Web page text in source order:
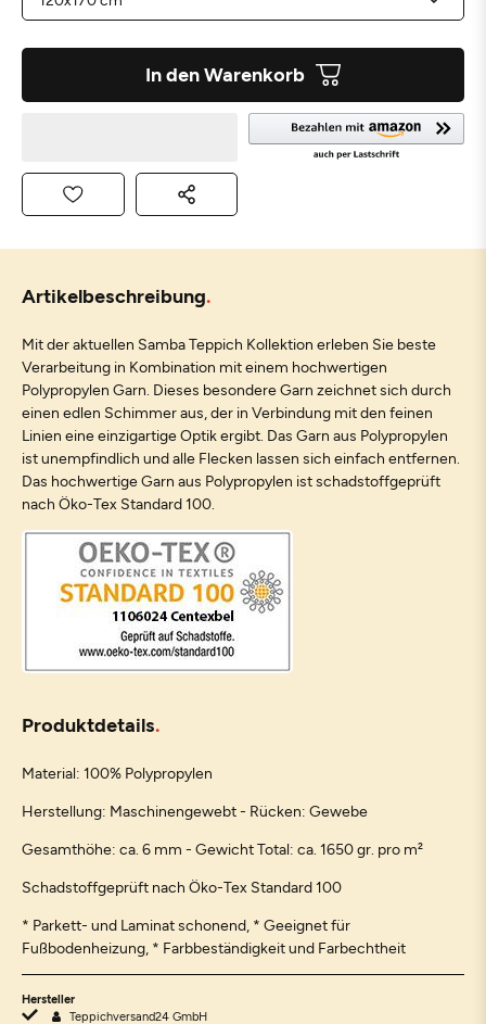
In den Warenkorb
Artikelbeschreibung
Mit der aktuellen Samba Teppich Kollektion erleben Sie beste
Verarbeitung in Kombination mit einem hochwertigen
Polypropylen Garn. Dieses besondere Garn zeichnet sich durch
einen edlen Schimmer aus, der in Verbindung mit den feinen
Linien eine einzigartige Optik ergibt. Das Garn aus Polypropylen
ist unempfindlich und alle Flecken lassen sich einfach entfernen.
Das hochwertige Garn aus Polypropylen ist schadstoffgeprüft
nach Öko-Tex Standard 100.
Produktdetails
Material: 100% Polypropylen
Herstellung: Maschinengewebt - Rücken: Gewebe
Gesamthöhe: ca. 6 mm - Gewicht Total: ca. 1650 gr. pro m²
Schadstoffgeprüft nach Öko-Tex Standard 100
* Parkett- und Laminat schonend, * Geeignet für
Fußbodenheizung, * Farbbeständigkeit und Farbechtheit
Hersteller
Teppichversand24 GmbH